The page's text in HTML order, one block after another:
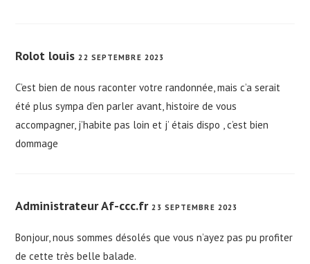
Rolot louis22 SEPTEMBRE 2023
C’est bien de nous raconter votre randonnée, mais c’a serait
été plus sympa d’en parler avant, histoire de vous
accompagner, j’habite pas loin et j’ étais dispo , c’est bien
dommage
Administrateur Af-ccc.fr23 SEPTEMBRE 2023
Bonjour, nous sommes désolés que vous n’ayez pas pu profiter
de cette très belle balade.